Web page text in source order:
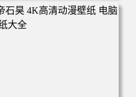
黑战记 罗小黑战记2 风息
纸下载 壁纸大全